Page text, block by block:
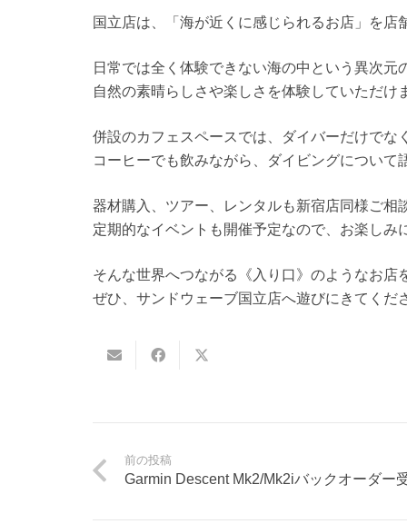
国立店は、「海が近くに感じられるお店」を
日常では全く体験できない海の中という異次元
自然の素晴らしさや楽しさを体験していただけ
併設のカフェスペースでは、ダイバーだけで
コーヒーでも飲みながら、ダイビングについて
器材購入、ツアー、レンタルも新宿店同様ご相
定期的なイベントも開催予定なので、お楽しみ
そんな世界へつながる《入り口》のようなお店
ぜひ、サンドウェーブ国立店へ遊びにきてくだ
前の投稿
Garmin Descent Mk2/Mk2iバックオーダー